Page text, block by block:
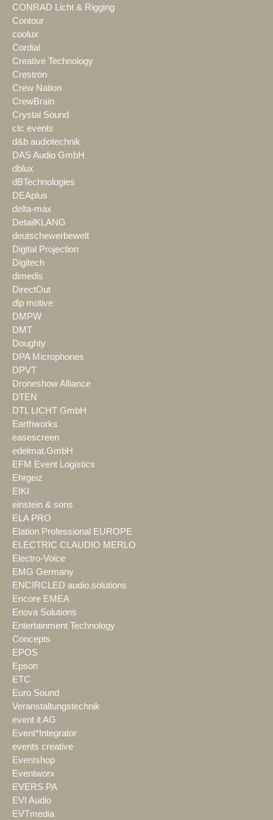
CONRAD Licht & Rigging
Contour
coolux
Cordial
Creative Technology
Crestron
Crew Nation
CrewBrain
Crystal Sound
ctc events
d&b audiotechnik
DAS Audio GmbH
dblux
dBTechnologies
DEAplus
delta-max
DetailKLANG
deutschewerbewelt
Digital Projection
Digitech
dimedis
DirectOut
dlp motive
DMPW
DMT
Doughty
DPA Microphones
DPVT
Droneshow Alliance
DTEN
DTL LICHT GmbH
Earthworks
easescreen
edelmat.GmbH
EFM Event Logistics
Ehrgeiz
EIKI
einstein & sons
ELA PRO
Elation Professional EUROPE
ELECTRIC CLAUDIO MERLO
Electro-Voice
EMG Germany
ENCIRCLED audio.solutions
Encore EMEA
Enova Solutions
Entertainment Technology
Concepts
EPOS
Epson
ETC
Euro Sound
Veranstaltungstechnik
event it AG
Event*Integrator
events creative
Eventshop
Eventworx
EVERS PA
EVI Audio
EVTmedia